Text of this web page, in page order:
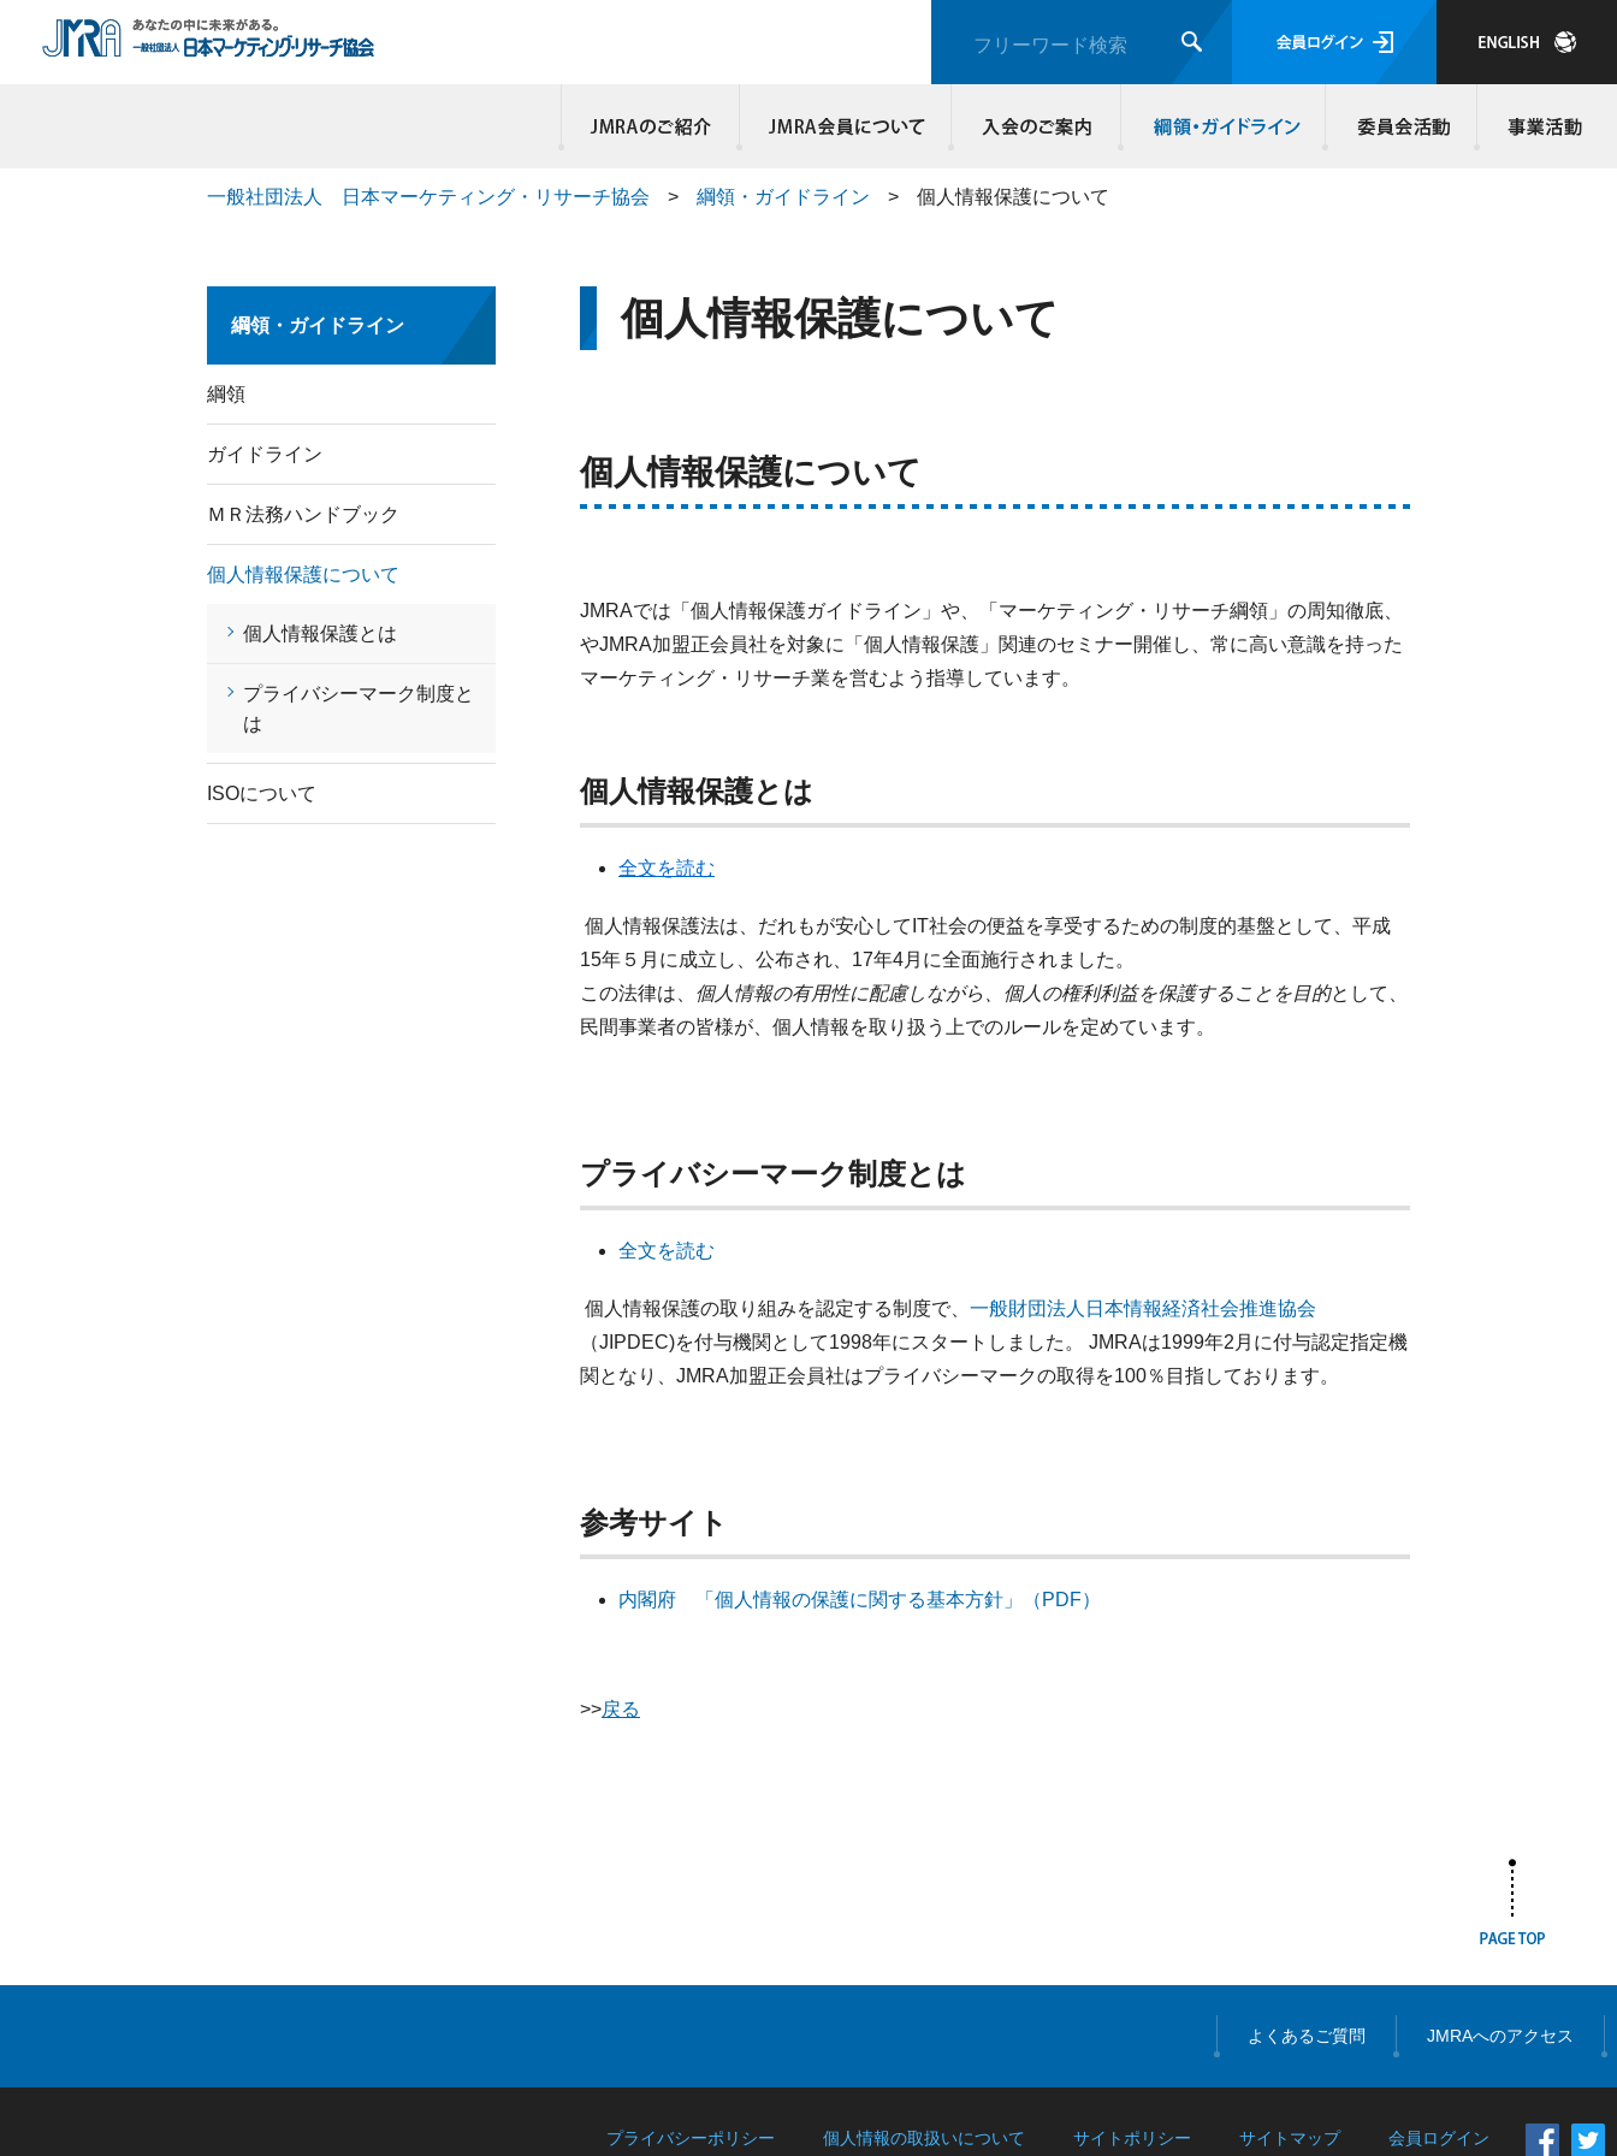
フリーワード検索 会員ログイ
一般社団法人 日本マーケティング・リサーチ協会 > 綱領・ガイドライン > 個人情報保護について
個人情報保護について
個人情報保護について
JMRAでは「個人情報保護ガイドライン」や、「マーケティング・リサーチ綱領」の周知徹底、
やJMRA加盟正会員社を対象に「個人情報保護」関連のセミナー開催し、常に高い意識を持った
マーケティング・リサーチ業を営むよう指導しています。
個人情報保護とは
全文を読む
個人情報保護法は、だれもが安心してIT社会の便益を享受するための制度的基盤として、平成
15年５月に成立し、公布され、17年4月に全面施行されました。
この法律は、 個人情報の有用性に配慮しながら、個人の権利利益を保護することを目的として、
民間事業者の皆様が、個人情報を取り扱う上でのルールを定めています。
プライバシーマーク制度とは
全文を読む
個人情報保護の取り組みを認定する制度で、 一般財団法人日本情報経済社会推進協会
（JIPDEC)を付与機関として1998年にスタートしました。 JMRAは1999年2月に付与認定指定機
関となり、JMRA加盟正会員社はプライバシーマークの取得を100％目指しております。
参考サイト
内閣府 「個人情報の保護に関する基本方針」（PDF）
>>戻る
綱領・ガイドライン
綱領
ガイドライン
ＭＲ法務ハンドブック
個人情報保護について
個人情報保護とは
プライバシーマーク制度と
は
ISOについて
よくあるご質問 JMRAへのアクセス
プライバシーポリシー 個人情報の取扱いについて サイトポリシー サイトマップ 会員ログイン